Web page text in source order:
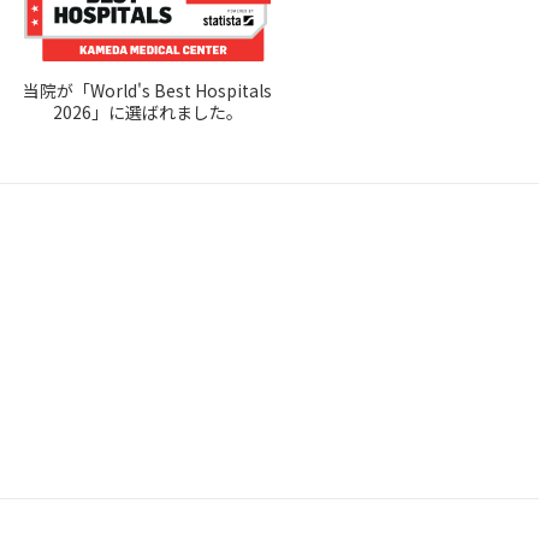
当院が「World's Best Hospitals
2026」に選ばれました。